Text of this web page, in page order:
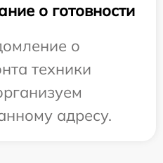
о готовности
о
техники
адресу.